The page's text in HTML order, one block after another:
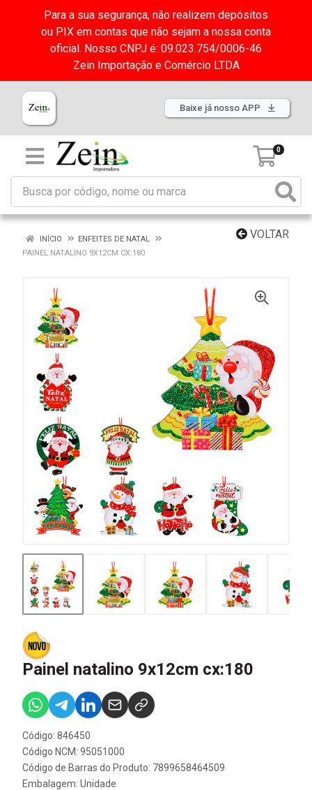
Para a sua segurança, não realizem depósitos
ou PIX em contas que não sejam a nossa conta
oficial. Nosso CNPJ é: 09.023.754/0006-46
Zein Importação e Comércio LTDA
Baixe já nosso APP
0
VOLTAR
INÍCIO
ENFEITES DE NATAL
PAINEL NATALINO 9X12CM CX:180
Painel natalino 9x12cm cx:180
Código: 846450
Código NCM: 95051000
Código de Barras do Produto: 7899658464509
Embalagem: Unidade